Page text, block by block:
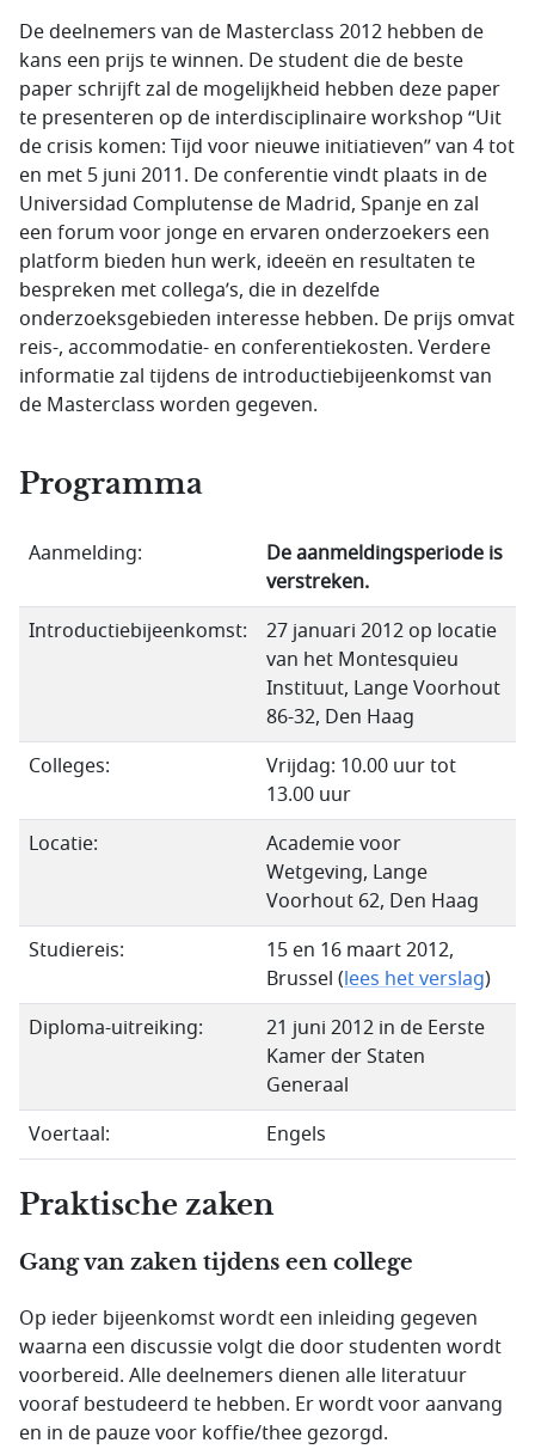
De deelnemers van de Masterclass 2012 hebben de
kans een prijs te winnen. De student die de beste
paper schrijft zal de mogelijkheid hebben deze paper
te presenteren op de interdisciplinaire workshop “Uit
de crisis komen: Tijd voor nieuwe initiatieven” van 4 tot
en met 5 juni 2011. De conferentie vindt plaats in de
Universidad Complutense de Madrid, Spanje en zal
een forum voor jonge en ervaren onderzoekers een
platform bieden hun werk, ideeën en resultaten te
bespreken met collega’s, die in dezelfde
onderzoeksgebieden interesse hebben. De prijs omvat
reis-, accommodatie- en conferentiekosten. Verdere
informatie zal tijdens de introductiebijeenkomst van
de Masterclass worden gegeven.
Programma
Aanmelding:
De aanmeldingsperiode is
verstreken.
Introductiebijeenkomst:
27 januari 2012 op locatie
van het Montesquieu
Instituut, Lange Voorhout
86-32, Den Haag
Colleges:
Vrijdag: 10.00 uur tot
13.00 uur
Locatie:
Academie voor
Wetgeving, Lange
Voorhout 62, Den Haag
Studiereis:
15 en 16 maart 2012,
Brussel (lees het verslag)
Diploma-uitreiking:
21 juni 2012 in de Eerste
Kamer der Staten
Generaal
Voertaal:
Engels
Praktische zaken
Gang van zaken tijdens een college
Op ieder bijeenkomst wordt een inleiding gegeven
waarna een discussie volgt die door studenten wordt
voorbereid. Alle deelnemers dienen alle literatuur
vooraf bestudeerd te hebben. Er wordt voor aanvang
en in de pauze voor koffie/thee gezorgd.